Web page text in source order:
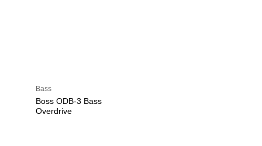
Bass
Boss ODB-3 Bass
Overdrive